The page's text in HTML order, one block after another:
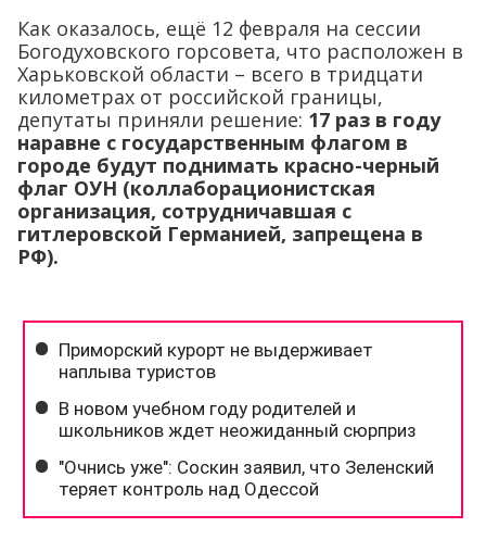
Как оказалось, ещё 12 февраля на сессии
Богодуховского горсовета, что расположен в
Харьковской области – всего в тридцати
километрах от российской границы,
депутаты приняли решение: 17 раз в году
наравне с государственным флагом в
городе будут поднимать красно-черный
флаг ОУН (коллаборационистская
организация, сотрудничавшая с
гитлеровской Германией, запрещена в
РФ).